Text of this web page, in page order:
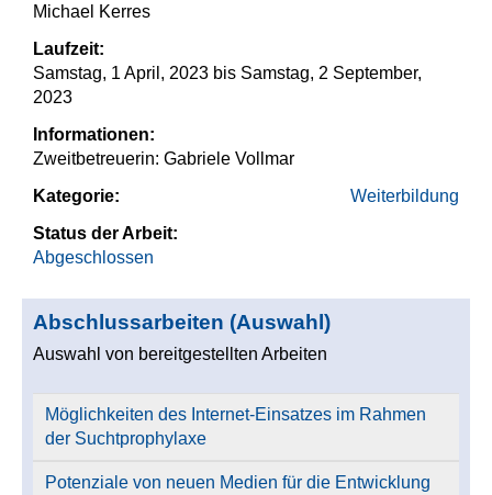
Michael Kerres
Laufzeit:
Samstag, 1 April, 2023 bis Samstag, 2 September,
2023
Informationen:
Zweitbetreuerin: Gabriele Vollmar
Kategorie:
Weiterbildung
Status der Arbeit:
Abgeschlossen
Abschlussarbeiten (Auswahl)
Auswahl von bereitgestellten Arbeiten
Möglichkeiten des Internet-Einsatzes im Rahmen
der Suchtprophylaxe
Potenziale von neuen Medien für die Entwicklung